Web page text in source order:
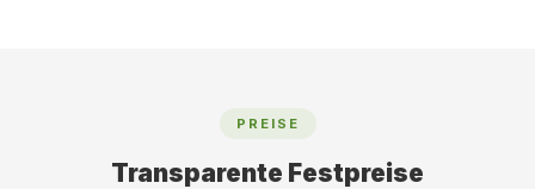
PREISE
Transparente Festpreise